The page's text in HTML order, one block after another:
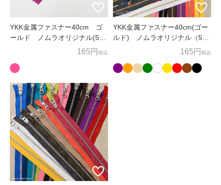
YKK金属ファスナー40cm ゴ
ールド ノムラオリジナル(5号
サイズ)販売個数限定色165円 税込
YKK金属ファスナー40cm(ゴー
ルド) ノムラオリジナル（5号
165円 税込